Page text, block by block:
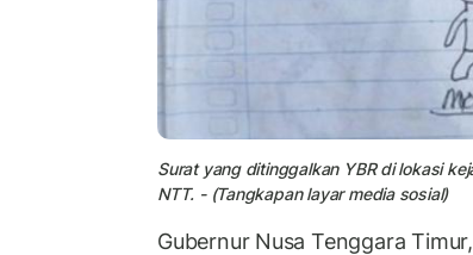
Surat yang ditinggalkan YBR di lokasi
NTT. - (Tangkapan layar media sosial)
Gubernur Nusa Tenggara